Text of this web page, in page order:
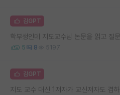
김GPT
학부생인데 지도교수님 논문을 읽고 질
5 8 5197
김GPT
지도 교수 대신 1저자가 교신저자도 겸